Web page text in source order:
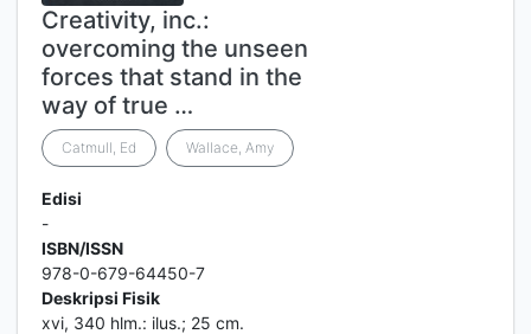
Creativity, inc.:
overcoming the unseen
forces that stand in the
way of true …
Catmull, Ed Wallace, Amy
Edisi
-
ISBN/ISSN
978-0-679-64450-7
Deskripsi Fisik
xvi, 340 hlm.: ilus.; 25 cm.